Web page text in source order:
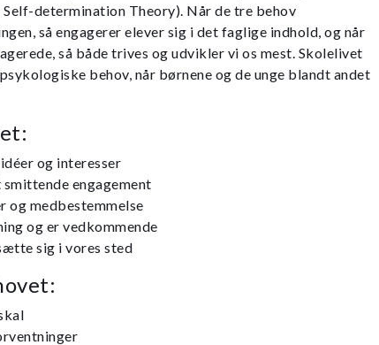
determination Theory). Når de tre behov
så engagerer elever sig i det faglige indhold, og når
så både trives og udvikler vi os mest. Skolelivet
behov, når børnene og de unge blandt andet
og interesser
engagement
og medbestemmelse
og er vedkommende
sig i vores sted